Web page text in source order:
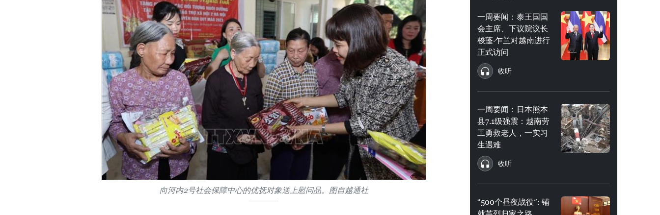
向河内2号社会保障中心的优抚对象送上慰问品。图自越通社
一周要闻：泰王国国
会主席、下议院议长
梭蓬·乍兰对越南进行
正式访问
收听
一周要闻：日本熊本
县7.1级强震：越南劳
工勇救老人，一实习
生遇难
收听
“500个昼夜战役”: 铺